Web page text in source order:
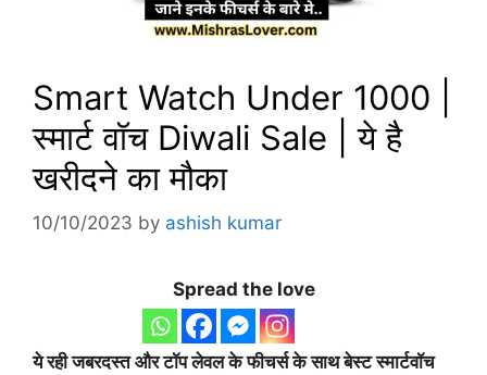
Smart Watch Under 1000 |
स्मार्ट वॉच Diwali Sale | ये है
खरीदने का मौका
10/10/2023 by ashish kumar
Spread the love
ये रही जबरदस्त और टॉप लेवल के फीचर्स के साथ बेस्ट स्मार्टवॉच